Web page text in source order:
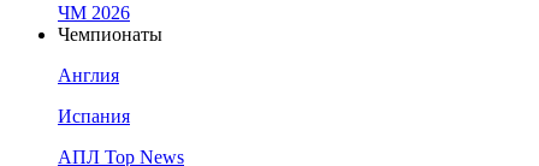
ЧМ 2026
Чемпионаты
Англия
Испания
АПЛ Top News